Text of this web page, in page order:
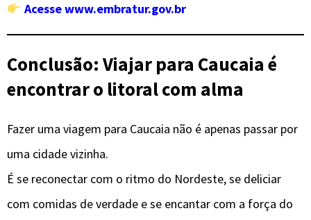
Acesse www.embratur.gov.br
Conclusão: Viajar para Caucaia é
encontrar o litoral com alma
Fazer uma viagem para Caucaia não é apenas passar por
uma cidade vizinha.
É se reconectar com o ritmo do Nordeste, se deliciar
com comidas de verdade e se encantar com a força do